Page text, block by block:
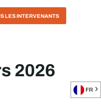
LES INTERVENANTS
2026
FR